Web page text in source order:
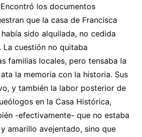
los documentos
que la casa de Francisca
sido alquilada, no cedida
La cuestión no quitaba
familias locales, pero tensaba la
la memoria con la historia. Sus
y también la labor posterior de
en la Casa Histórica,
-efectivamente- que no estaba
amarillo avejentado, sino que